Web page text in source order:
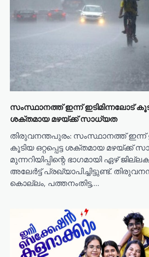
സംസ്ഥാനത്ത് ഇന്ന് ഇടിമിന്നലോട് കൂടിയ
ശക്തമായ മഴയ്ക്ക് സാധ്യത
തിരുവനന്തപുരം: സംസ്ഥാനത്ത് ഇന്ന്
കൂടിയ ഒറ്റപ്പെട്ട ശക്തമായ മഴയ്ക്ക്
മുന്നറിയിപ്പിന്റെ ഭാഗമായി ഏഴ്
അലേർട്ട് പ്രഖ്യാപിച്ചിട്ടുണ്ട്.
കൊല്ലം, പത്തനംതിട്ട,…